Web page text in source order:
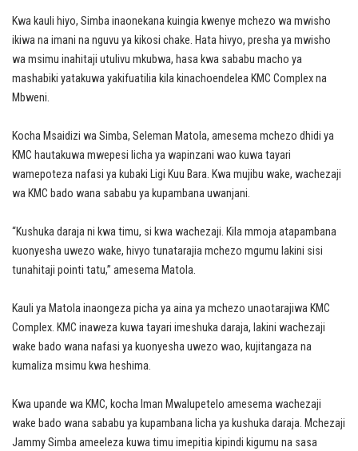
Kwa kauli hiyo, Simba inaonekana kuingia kwenye mchezo wa mwisho
ikiwa na imani na nguvu ya kikosi chake. Hata hivyo, presha ya mwisho
wa msimu inahitaji utulivu mkubwa, hasa kwa sababu macho ya
mashabiki yatakuwa yakifuatilia kila kinachoendelea KMC Complex na
Mbweni.
Kocha Msaidizi wa Simba, Seleman Matola, amesema mchezo dhidi ya
KMC hautakuwa mwepesi licha ya wapinzani wao kuwa tayari
wamepoteza nafasi ya kubaki Ligi Kuu Bara. Kwa mujibu wake, wachezaji
wa KMC bado wana sababu ya kupambana uwanjani.
“Kushuka daraja ni kwa timu, si kwa wachezaji. Kila mmoja atapambana
kuonyesha uwezo wake, hivyo tunatarajia mchezo mgumu lakini sisi
tunahitaji pointi tatu,” amesema Matola.
Kauli ya Matola inaongeza picha ya aina ya mchezo unaotarajiwa KMC
Complex. KMC inaweza kuwa tayari imeshuka daraja, lakini wachezaji
wake bado wana nafasi ya kuonyesha uwezo wao, kujitangaza na
kumaliza msimu kwa heshima.
Kwa upande wa KMC, kocha Iman Mwalupetelo amesema wachezaji
wake bado wana sababu ya kupambana licha ya kushuka daraja. Mchezaji
Jammy Simba ameeleza kuwa timu imepitia kipindi kigumu na sasa